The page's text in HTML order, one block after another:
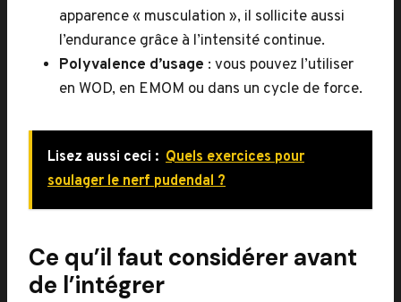
apparence « musculation », il sollicite aussi
l’endurance grâce à l’intensité continue.
Polyvalence d’usage : vous pouvez l’utiliser
en WOD, en EMOM ou dans un cycle de force.
Lisez aussi ceci : Quels exercices pour
soulager le nerf pudendal ?
Ce qu’il faut considérer avant
de l’intégrer